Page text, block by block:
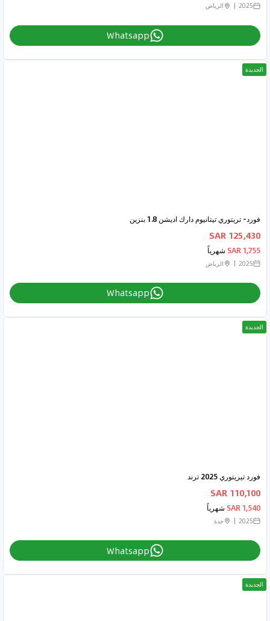
2025 الرياض
Whatsapp
الجديدة
فورد- تريتوري تيتانيوم دارك اديشن 1.8 بنزين
125,430 SAR
1,755 SAR شهرياً
2025 الرياض
Whatsapp
الجديدة
فورد تيريتوري 2025 ترند
110,100 SAR
1,540 SAR شهرياً
2025 جدة
Whatsapp
الجديدة